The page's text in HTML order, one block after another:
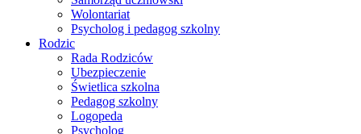
Wolontariat
Psycholog i pedagog szkolny
Rodzic
Rada Rodziców
Ubezpieczenie
Świetlica szkolna
Pedagog szkolny
Logopeda
Psycholog